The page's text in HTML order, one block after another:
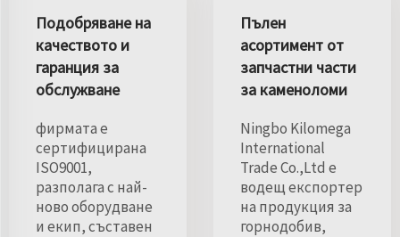
Подобряване на
качеството и
гаранция за
обслужване
фирмата е
сертифицирана
ISO9001,
разполага с най-
ново оборудване
и екип, съставен
Пълен
асортимент от
запчастни части
за каменоломи
Ningbo Kilomega
International
Trade Co.,Ltd е
водещ експортер
на продукция за
горнодобив,